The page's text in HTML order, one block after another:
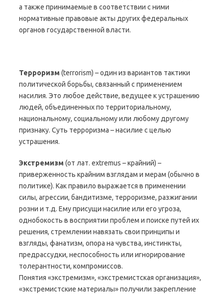
а также принимаемые в соответствии с ними
нормативные правовые акты других федеральных
органов государственной власти.
Терроризм (terrorism) – один из вариантов тактики
политической борьбы, связанный с применением
насилия. Это любое действие, ведущее к устрашению
людей, объединенных по территориальному,
национальному, социальному или любому другому
признаку. Суть терроризма – насилие с целью
устрашения.
Экстремизм (от лат. extremus – крайний) –
приверженность крайним взглядам и мерам (обычно в
политике). Как правило выражается в применении
силы, агрессии, бандитизме, терроризме, разжигании
розни и т.д. Ему присущи насилие или его угроза,
однобокость в восприятии проблем и поиске путей их
решения, стремлении навязать свои принципы и
взгляды, фанатизм, опора на чувства, инстинкты,
предрассудки, неспособность или игнорирование
толерантности, компромиссов.
Понятия «экстремизм», «экстремистская организация»,
«экстремистские материалы» получили закрепление